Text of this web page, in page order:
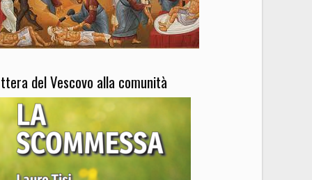
del Vescovo alla comunità